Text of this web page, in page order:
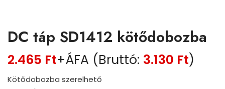
DC táp SD1412 kötődobozba
2.465 Ft+ÁFA (Bruttó: 3.130 Ft)
Kötődobozba szerelhető